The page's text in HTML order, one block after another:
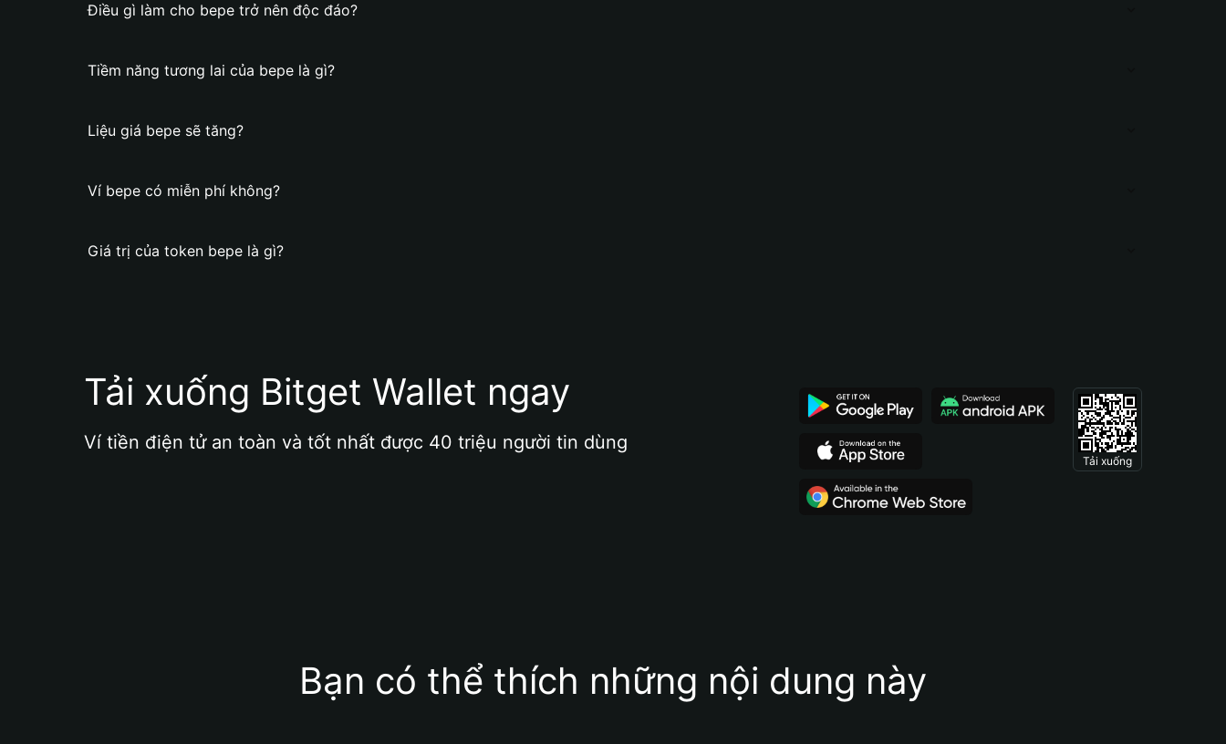
Điều gì làm cho bepe trở nên độc đáo?
Tiềm năng tương lai của bepe là gì?
Liệu giá bepe sẽ tăng?
Ví bepe có miễn phí không?
Giá trị của token bepe là gì?
Tải xuống Bitget Wallet ngay
Ví tiền điện tử an toàn và tốt nhất được 40 triệu người tin dùng
Tải xuống
Bạn có thể thích những nội dung này